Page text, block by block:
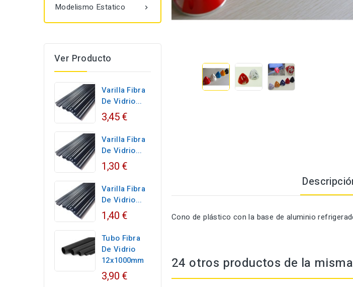

Modelismo Estatico
Ver Producto
Varilla Fibra
De Vidrio...
3,45 €
Varilla Fibra
De Vidrio...
1,30 €
Varilla Fibra
De Vidrio...
1,40 €
Tubo Fibra
De Vidrio
12x1000mm
3,90 €
Cono de plástico con la base de aluminio
24 otros productos de la